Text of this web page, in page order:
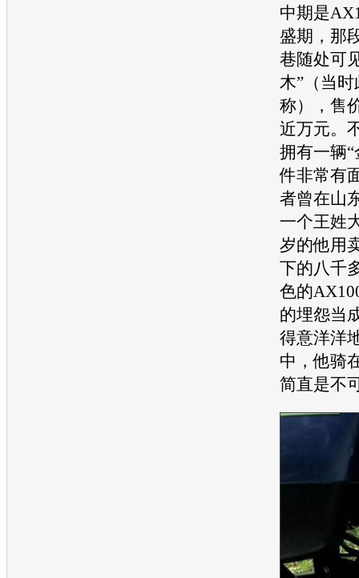
中期是
盛期，那
巷随处可
木”（当
称），售
近万元。
拥有一辆“
件非常有
者曾在山
一个王姓
岁的他用
下的八千
色的
的埋怨当
得意洋洋
中，他骑
简直是不